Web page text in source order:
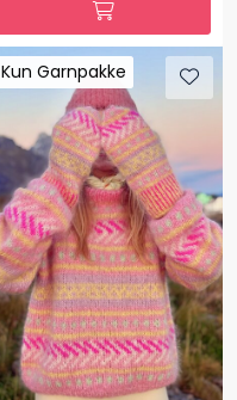
Kun Garnpakke
Kun Garnpakke